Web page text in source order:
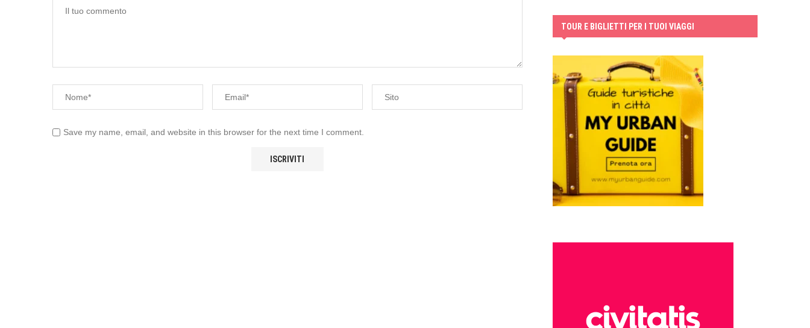
Save my name, email, and website in this browser for the next time I comment.
TOUR E BIGLIETTI PER I TUOI VIAGGI